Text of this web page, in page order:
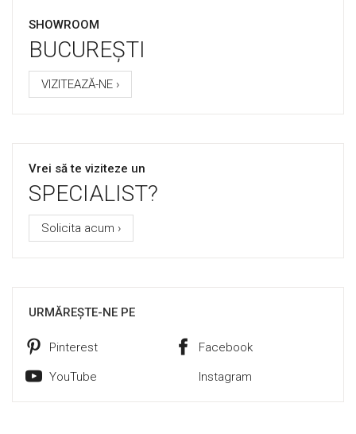
SHOWROOM
BUCUREȘTI
VIZITEAZĂ-NE ›
Vrei să te viziteze un
SPECIALIST?
Solicita acum ›
URMĂREȘTE-NE PE
Pinterest Facebook
YouTube Instagram